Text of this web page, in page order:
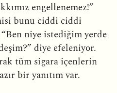
engellenemez!”
bunu ciddi ciddi
niye istediğim yerde
diye efeleniyor.
tüm sigara içenlerin
bir yanıtım var.